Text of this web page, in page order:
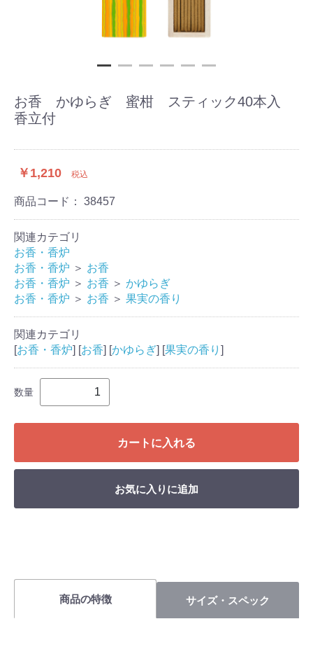
お香 かゆらぎ 蜜柑 スティック40本入
香立付
￥1,210 税込
商品コード： 38457
関連カテゴリ
お香・香炉
お香・香炉 ＞ お香
お香・香炉 ＞ お香 ＞ かゆらぎ
お香・香炉 ＞ お香 ＞ 果実の香り
関連カテゴリ
[お香・香炉] [お香] [かゆらぎ] [果実の香り ]
数量
カートに入れる
お気に入りに追加
商品の特徴 サイズ・スペック